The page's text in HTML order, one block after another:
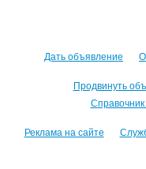
Дать объявление
Продвинуть
Реклама на сайте